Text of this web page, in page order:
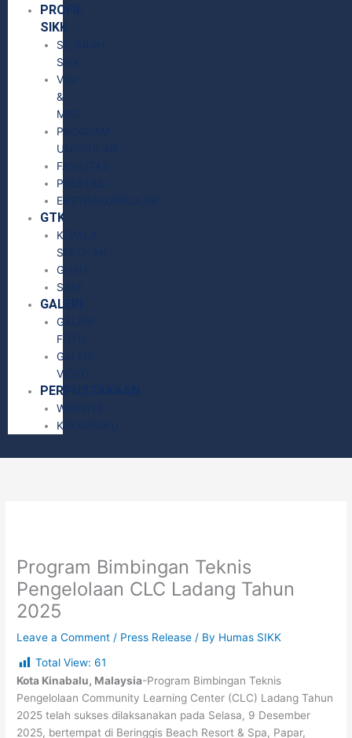
PROFIL
SIKK
SEJARAH
SIKK
VISI
&
MISI
PROGRAM
UNGGULAN
FASILITAS
PRESTASI
EKSTRAKURIKULER
GTK
KEPALA
SEKOLAH
GURU
STAF
GALERI
GALERI
FOTO
GALERI
VIDEO
PERPUSTAKAAN
WEBSITE
KREAVISIKU
Program Bimbingan Teknis
Pengelolaan CLC Ladang Tahun
2025
Leave a Comment / Press Release / By Humas SIKK
Total View: 61
Kota Kinabalu, Malaysia-Program Bimbingan Teknis
Pengelolaan Community Learning Center (CLC) Ladang Tahun
2025 telah sukses dilaksanakan pada Selasa, 9 Desember
2025, bertempat di Beringgis Beach Resort & Spa, Papar,